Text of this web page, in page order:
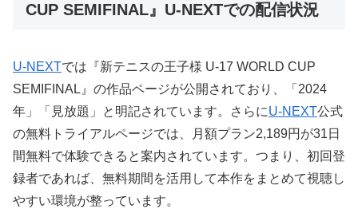
CUP SEMIFINAL』U-NEXTでの配信状況
U-NEXTでは『新テニスの王子様 U-17 WORLD CUP
SEMIFINAL』の作品ページが公開されており、「2024
年」「見放題」と明記されています。さらにU-NEXT公式
の無料トライアルページでは、月額プラン2,189円が31日
間無料で体験できると案内されています。つまり、初回登
録者であれば、無料期間を活用して本作をまとめて視聴し
やすい環境が整っています。